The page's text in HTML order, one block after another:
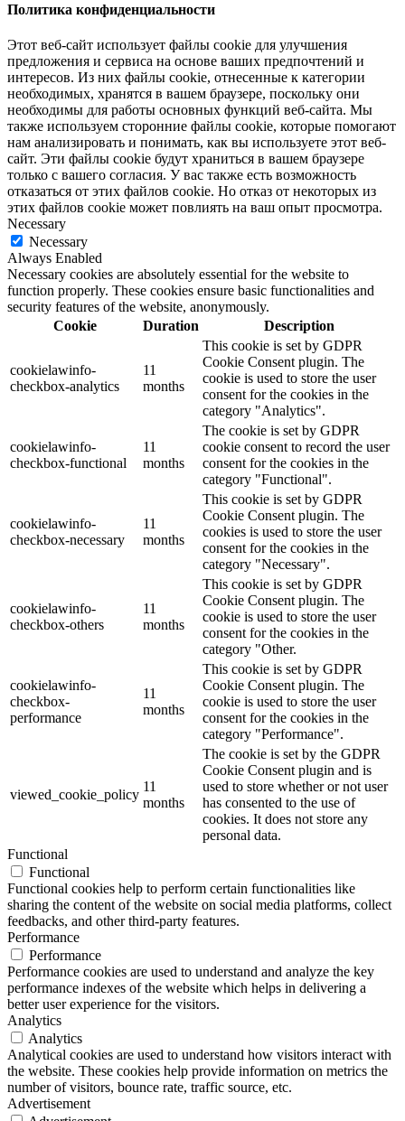
Политика конфиденциальности
Этот веб-сайт использует файлы cookie для улучшения
предложения и сервиса на основе ваших предпочтений и
интересов. Из них файлы cookie, отнесенные к категории
необходимых, хранятся в вашем браузере, поскольку они
необходимы для работы основных функций веб-сайта. Мы
также используем сторонние файлы cookie, которые помогают
нам анализировать и понимать, как вы используете этот веб-
сайт. Эти файлы cookie будут храниться в вашем браузере
только с вашего согласия. У вас также есть возможность
отказаться от этих файлов cookie. Но отказ от некоторых из
этих файлов cookie может повлиять на ваш опыт просмотра.
Necessary
Necessary
Always Enabled
Necessary cookies are absolutely essential for the website to
function properly. These cookies ensure basic functionalities and
security features of the website, anonymously.
Cookie
Duration Description
cookielawinfo-
checkbox-analytics
11
months
This cookie is set by GDPR
Cookie Consent plugin. The
cookie is used to store the user
consent for the cookies in the
category "Analytics".
cookielawinfo-
checkbox-functional
11
months
The cookie is set by GDPR
cookie consent to record the user
consent for the cookies in the
category "Functional".
cookielawinfo-
checkbox-necessary
11
months
This cookie is set by GDPR
Cookie Consent plugin. The
cookies is used to store the user
consent for the cookies in the
category "Necessary".
cookielawinfo-
checkbox-others
11
months
This cookie is set by GDPR
Cookie Consent plugin. The
cookie is used to store the user
consent for the cookies in the
category "Other.
cookielawinfo-
checkbox-
performance
11
months
This cookie is set by GDPR
Cookie Consent plugin. The
cookie is used to store the user
consent for the cookies in the
category "Performance".
viewed_cookie_policy
11
months
The cookie is set by the GDPR
Cookie Consent plugin and is
used to store whether or not user
has consented to the use of
cookies. It does not store any
personal data.
Functional
Functional
Functional cookies help to perform certain functionalities like
sharing the content of the website on social media platforms, collect
feedbacks, and other third-party features.
Performance
Performance
Performance cookies are used to understand and analyze the key
performance indexes of the website which helps in delivering a
better user experience for the visitors.
Analytics
Analytics
Analytical cookies are used to understand how visitors interact with
the website. These cookies help provide information on metrics the
number of visitors, bounce rate, traffic source, etc.
Advertisement